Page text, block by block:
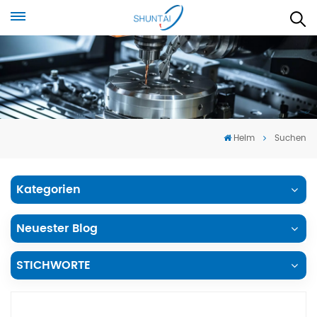
Heim Suchen
Kategorien
Neuester Blog
STICHWORTE